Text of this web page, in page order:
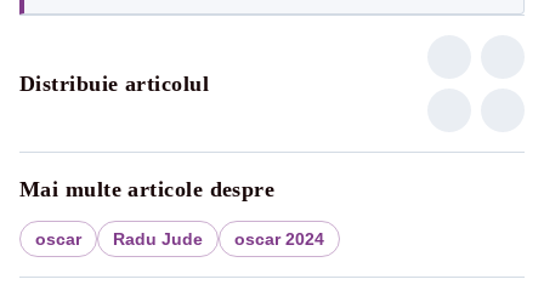
Distribuie articolul
Mai multe articole despre
oscar Radu Jude oscar 2024